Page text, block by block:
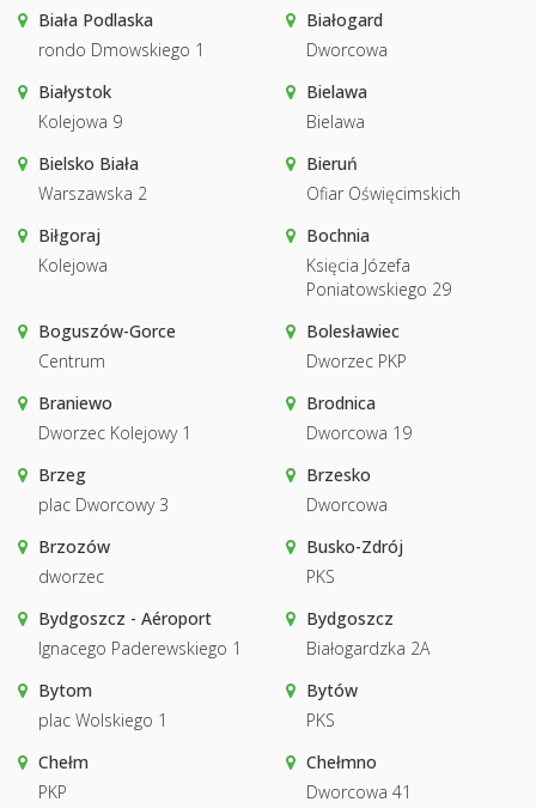
Biała Podlaska
rondo Dmowskiego 1
Białogard
Dworcowa
Białystok
Kolejowa 9
Bielawa
Bielawa
Bielsko Biała
Warszawska 2
Bieruń
Ofiar Oświęcimskich
Biłgoraj
Kolejowa
Bochnia
Księcia Józefa
Poniatowskiego 29
Boguszów-Gorce
Centrum
Bolesławiec
Dworzec PKP
Braniewo
Dworzec Kolejowy 1
Brodnica
Dworcowa 19
Brzeg
plac Dworcowy 3
Brzesko
Dworcowa
Brzozów
dworzec
Busko-Zdrój
PKS
Bydgoszcz - Aéroport
Ignacego Paderewskiego 1
Bydgoszcz
Białogardzka 2A
Bytom
plac Wolskiego 1
Bytów
PKS
Chełm
PKP
Chełmno
Dworcowa 41